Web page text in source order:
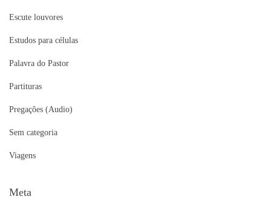
Escute louvores
Estudos para células
Palavra do Pastor
Partituras
Pregações (Audio)
Sem categoria
Viagens
Meta